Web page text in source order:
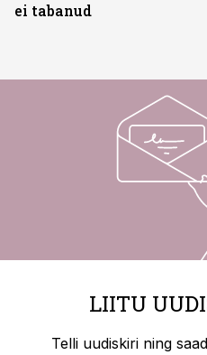
ei tabanud
LIITU
Telli uudiskiri ning